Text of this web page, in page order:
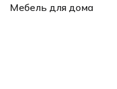
Мебель для дома